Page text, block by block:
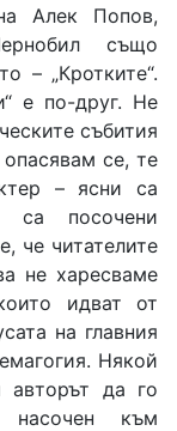
Алек Попов,
също
– „Кротките“.
е по-друг. Не
събития
се, те
– ясни са
са посочени
че читателите
не харесваме
идват от
на главния
Някой
да го
към